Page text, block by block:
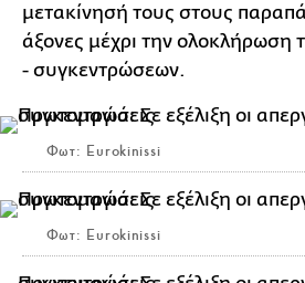
μετακίνησή τους στους
άξονες μέχρι την ολοκλήρωση
- συγκεντρώσεων.
Φωτ: Eurokinissi
Φωτ: Eurokinissi